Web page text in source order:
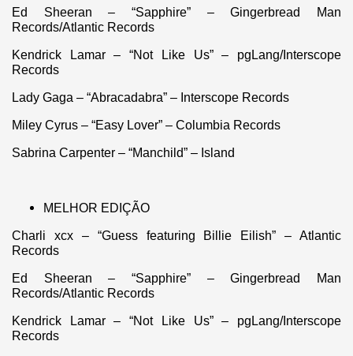
Ed Sheeran – “Sapphire” – Gingerbread Man
Records/Atlantic Records
Kendrick Lamar – “Not Like Us” – pgLang/Interscope
Records
Lady Gaga – “Abracadabra” – Interscope Records
Miley Cyrus – “Easy Lover” – Columbia Records
Sabrina Carpenter – “Manchild” – Island
MELHOR EDIÇÃO
Charli xcx – “Guess featuring Billie Eilish” – Atlantic
Records
Ed Sheeran – “Sapphire” – Gingerbread Man
Records/Atlantic Records
Kendrick Lamar – “Not Like Us” – pgLang/Interscope
Records